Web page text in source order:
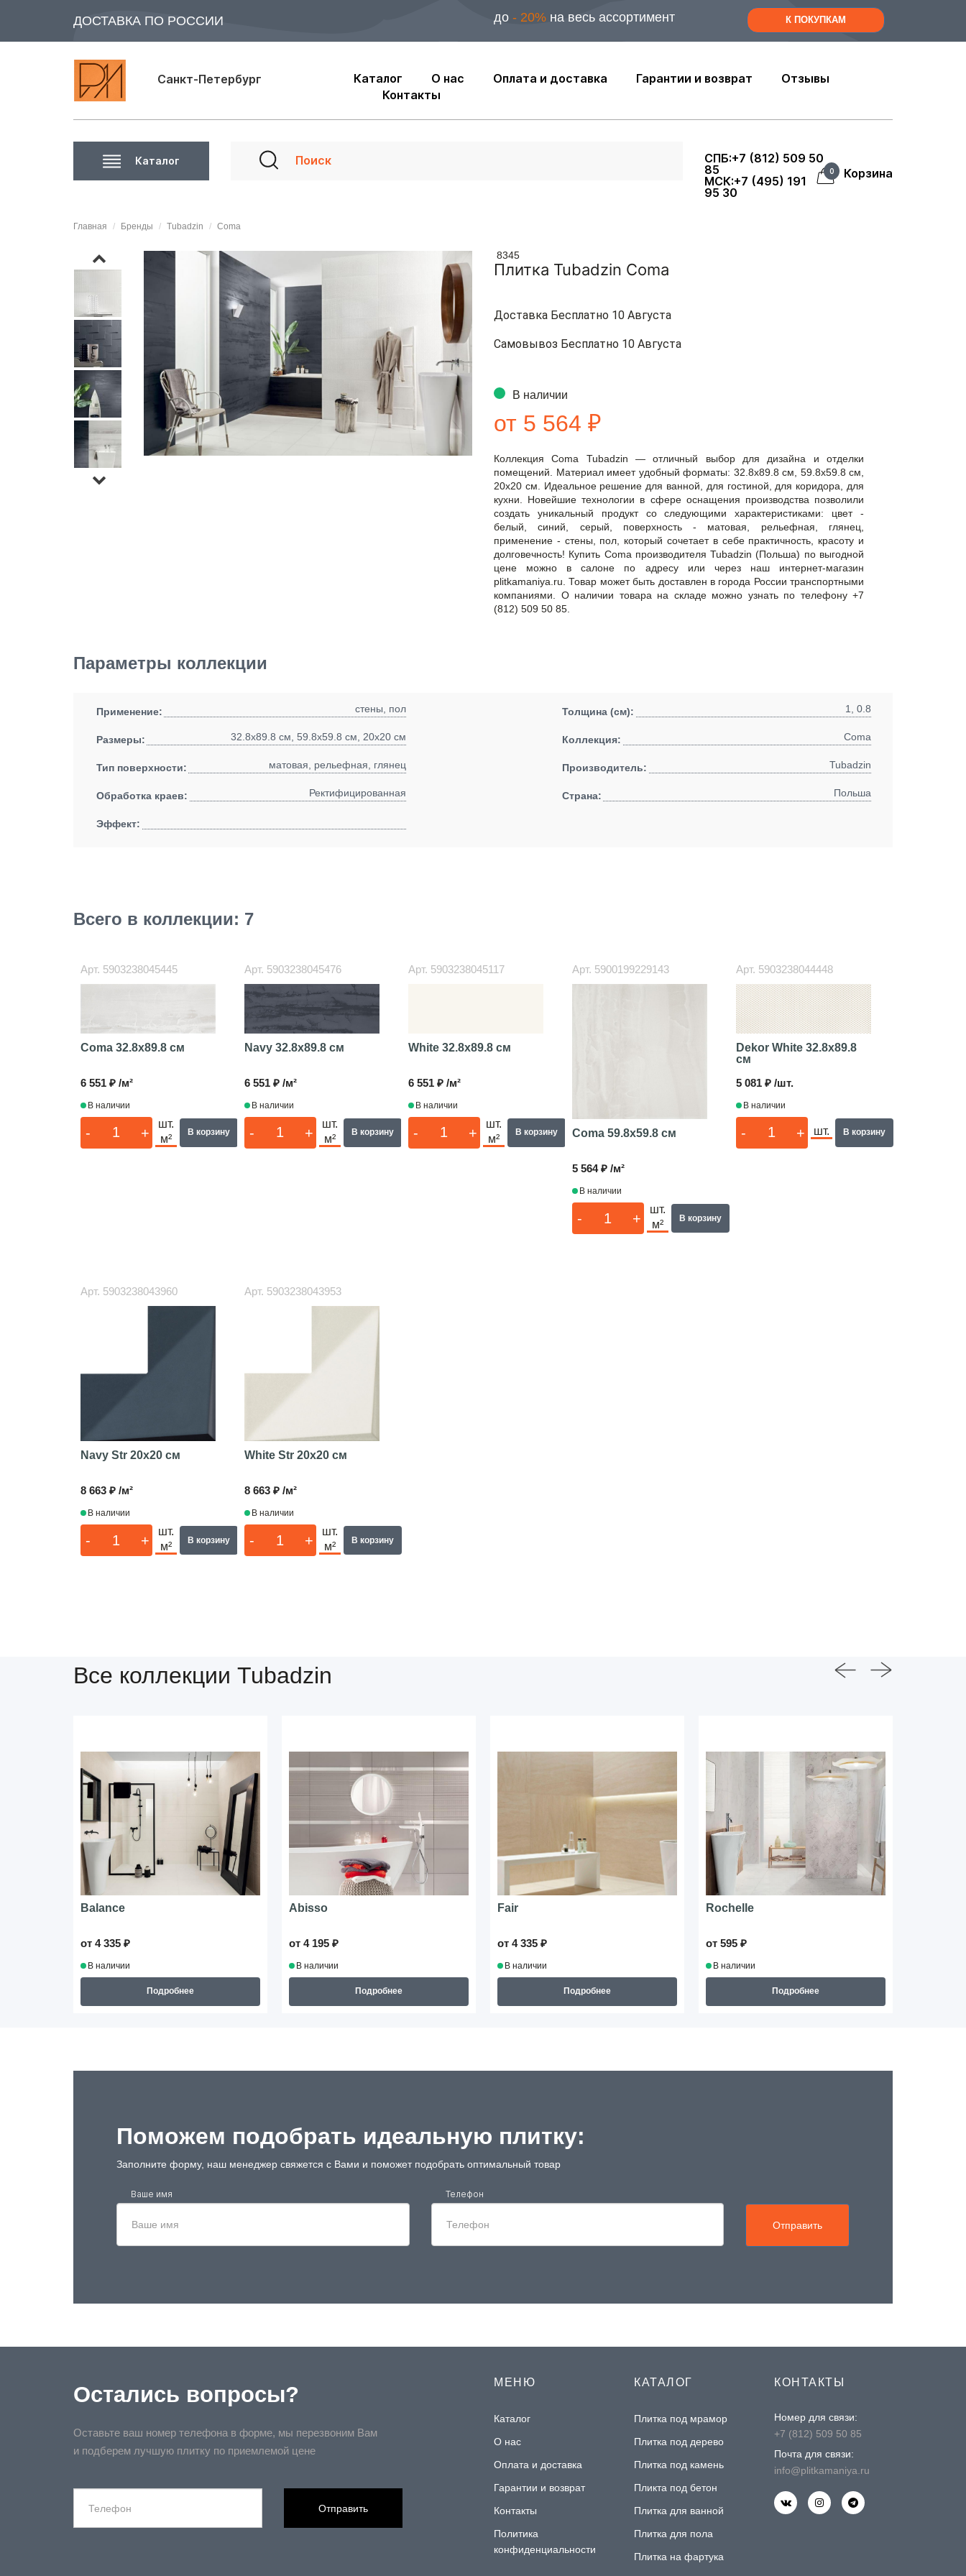
ДОСТАВКА ПО РОССИИ до - 20% на весь ассортимент К ПОКУПКАМ
Санкт-Петербург Каталог О нас Оплата и доставка Гарантии и возврат
Отзывы
Контакты
Каталог
СПБ:+7 (812) 509 50
85
МСК:+7 (495) 191
95 30
0 Корзина
Главная Бренды Tubadzin Coma
8345
Плитка Tubadzin Coma
Доставка Бесплатно 10 Августа
Самовывоз Бесплатно 10 Августа
В наличии
от 5 564 ₽
Коллекция Coma Tubadzin — отличный выбор для дизайна и отделки
помещений. Материал имеет удобный форматы: 32.8x89.8 см, 59.8x59.8 см,
20x20 см. Идеальное решение для ванной, для гостиной, для коридора, для
кухни. Новейшие технологии в сфере оснащения производства позволили
создать уникальный продукт со следующими характеристиками: цвет -
белый, синий, серый, поверхность - матовая, рельефная, глянец,
применение - стены, пол, который сочетает в себе практичность, красоту и
долговечность! Купить Coma производителя Tubadzin (Польша) по выгодной
цене можно в салоне по адресу или через наш интернет-магазин
plitkamaniya.ru. Товар может быть доставлен в города России транспортными
компаниями. О наличии товара на складе можно узнать по телефону +7
(812) 509 50 85.
Параметры коллекции
Применение: стены, пол
Размеры: 32.8x89.8 см, 59.8x59.8 см, 20x20 см
Тип поверхности: матовая, рельефная, глянец
Обработка краев: Ректифицированная
Эффект:
Толщина (см): 1, 0.8
Коллекция: Coma
Производитель: Tubadzin
Страна: Польша
Всего в коллекции: 7
Арт. 5903238045445
Coma 32.8x89.8 см
6 551 ₽ /м²
В наличии
- +
шт.
м²
В корзину
Арт. 5903238045476
Navy 32.8x89.8 см
6 551 ₽ /м²
В наличии
- +
шт.
м²
В корзину
Арт. 5903238045117
White 32.8x89.8 см
6 551 ₽ /м²
В наличии
- +
шт.
м²
В корзину
Арт. 5900199229143
Coma 59.8x59.8 см
5 564 ₽ /м²
В наличии
- +
шт.
м²
В корзину
Арт. 5903238044448
Dekor White 32.8x89.8
см
5 081 ₽ /шт.
В наличии
- + шт. В корзину
Арт. 5903238043960
Navy Str 20x20 см
8 663 ₽ /м²
В наличии
- +
шт.
м²
В корзину
Арт. 5903238043953
White Str 20x20 см
8 663 ₽ /м²
В наличии
- +
шт.
м²
В корзину
Все коллекции Tubadzin
Balance
от 4 335 ₽
В наличии
Подробнее
Abisso
от 4 195 ₽
В наличии
Подробнее
Fair
от 4 335 ₽
В наличии
Подробнее
Rochelle
от 595 ₽
В наличии
Подробнее
Поможем подобрать идеальную плитку:
Заполните форму, наш менеджер свяжется с Вами и поможет подобрать оптимальный товар
Ваше имя Телефон
Отправить
Остались вопросы?
Оставьте ваш номер телефона в форме, мы перезвоним Вам
и подберем лучшую плитку по приемлемой цене
Отправить
МЕНЮ
Каталог
О нас
Оплата и доставка
Гарантии и возврат
Контакты
Политика
конфиденциальности
КАТАЛОГ
Плитка под мрамор
Плитка под дерево
Плитка под камень
Пликта под бетон
Плитка для ванной
Плитка для пола
Плитка на фартука
КОНТАКТЫ
Номер для связи:
+7 (812) 509 50 85
Почта для связи:
info@plitkamaniya.ru